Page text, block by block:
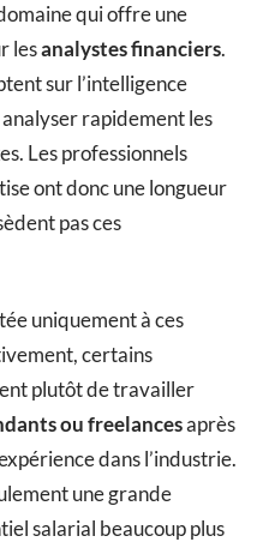
qui offre une
lesanalystes financiers.
sur l’intelligence
rapidement les
Les professionnels
ont donc une longueur
pas ces
uniquement à ces
certains
plutôt de travailler
ou freelancesaprès
dans l’industrie.
une grande
salarial beaucoup plus